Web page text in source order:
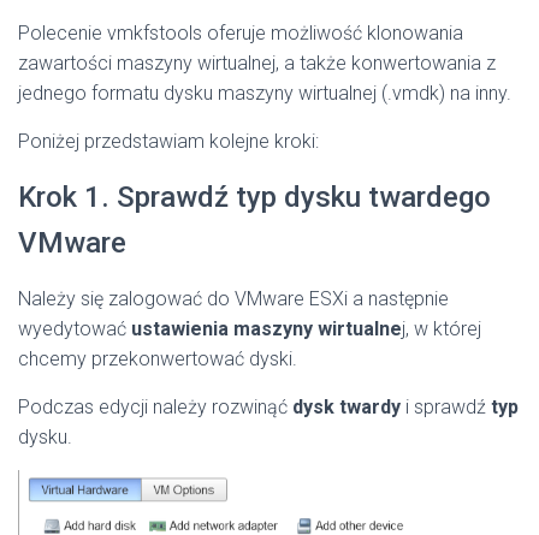
Polecenie vmkfstools oferuje możliwość klonowania
zawartości maszyny wirtualnej, a także konwertowania z
jednego formatu dysku maszyny wirtualnej (.vmdk) na inny.
Poniżej przedstawiam kolejne kroki:
Krok 1. Sprawdź typ dysku twardego
VMware
Należy się zalogować do VMware ESXi a następnie
wyedytować ustawienia maszyny wirtualnej, w której
chcemy przekonwertować dyski.
Podczas edycji należy rozwinąć dysk twardy i sprawdź typ
dysku.